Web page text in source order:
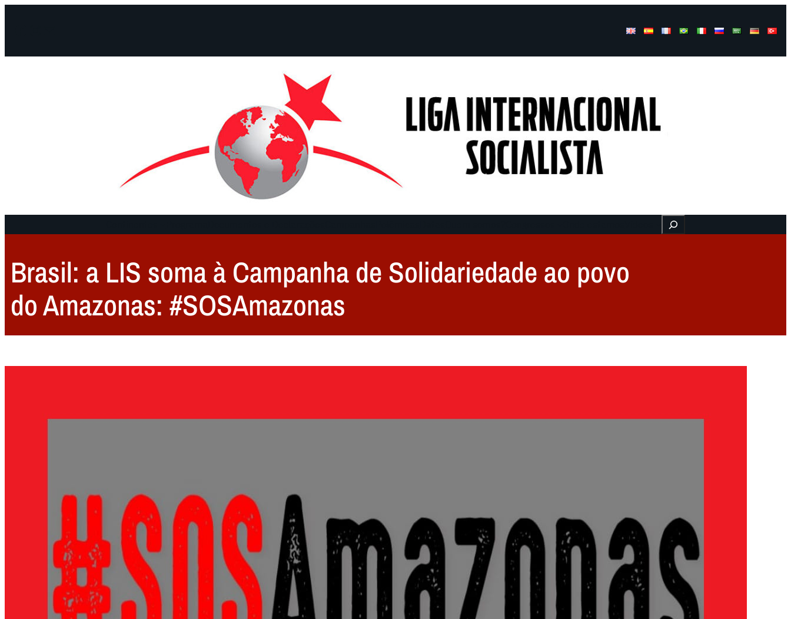
Buscar
Brasil: a LIS soma à Campanha de Solidariedade ao povo
do Amazonas: #SOSAmazonas
Edições anteriores